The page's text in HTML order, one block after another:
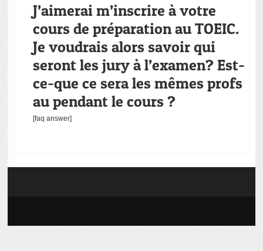
J’aimerai m’inscrire à votre
cours de préparation au TOEIC.
Je voudrais alors savoir qui
seront les jury à l’examen? Est-
ce-que ce sera les mêmes profs
au pendant le cours ?
[faq answer]